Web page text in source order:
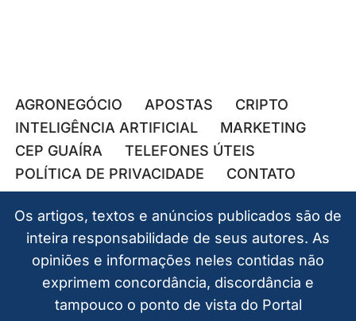
AGRONEGÓCIO APOSTAS
CRIPTO
INTELIGÊNCIA ARTIFICIAL
MARKETING
CEP GUAÍRA
TELEFONES ÚTEIS
POLÍTICA DE PRIVACIDADE
CONTATO
Os artigos, textos e anúncios publicados são de
inteira responsabilidade de seus autores. As
opiniões e informações neles contidas não
exprimem concordância, discordância e
tampouco o ponto de vista do Portal